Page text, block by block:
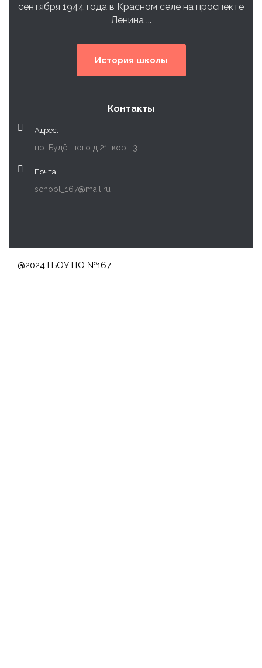
сентября 1944 года в Красном селе на проспекте
Ленина ...
История школы
Контакты
Адрес:
пр. Будённого д.21. корп.3
Почта:
school_167@mail.ru
@2024 ГБОУ ЦО №167